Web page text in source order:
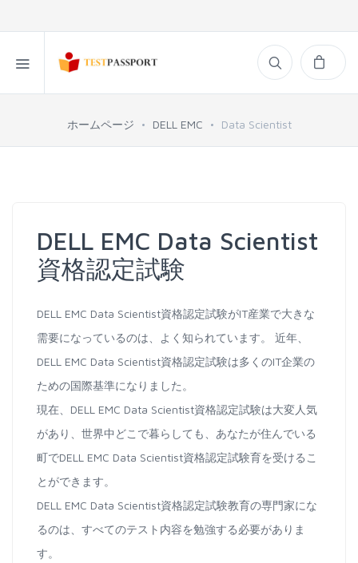
ホームページ DELL EMC Data Scientist
DELL EMC Data Scientist
資格認定試験
DELL EMC Data Scientist資格認定試験がIT産業で大きな
需要になっているのは、よく知られています。 近年、
DELL EMC Data Scientist資格認定試験は多くのIT企業の
ための国際基準になりました。
現在、DELL EMC Data Scientist資格認定試験は大変人気
があり、世界中どこで暮らしても、あなたが住んでいる
町でDELL EMC Data Scientist資格認定試験育を受けるこ
とができます。
DELL EMC Data Scientist資格認定試験教育の専門家にな
るのは、すべてのテスト内容を勉強する必要がありま
す。